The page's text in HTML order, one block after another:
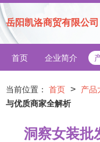
岳阳凯洛商贸有限公司
首页 企业简介
当前位置： 首页 > 产品
与优质商家全解析
洞察女装批